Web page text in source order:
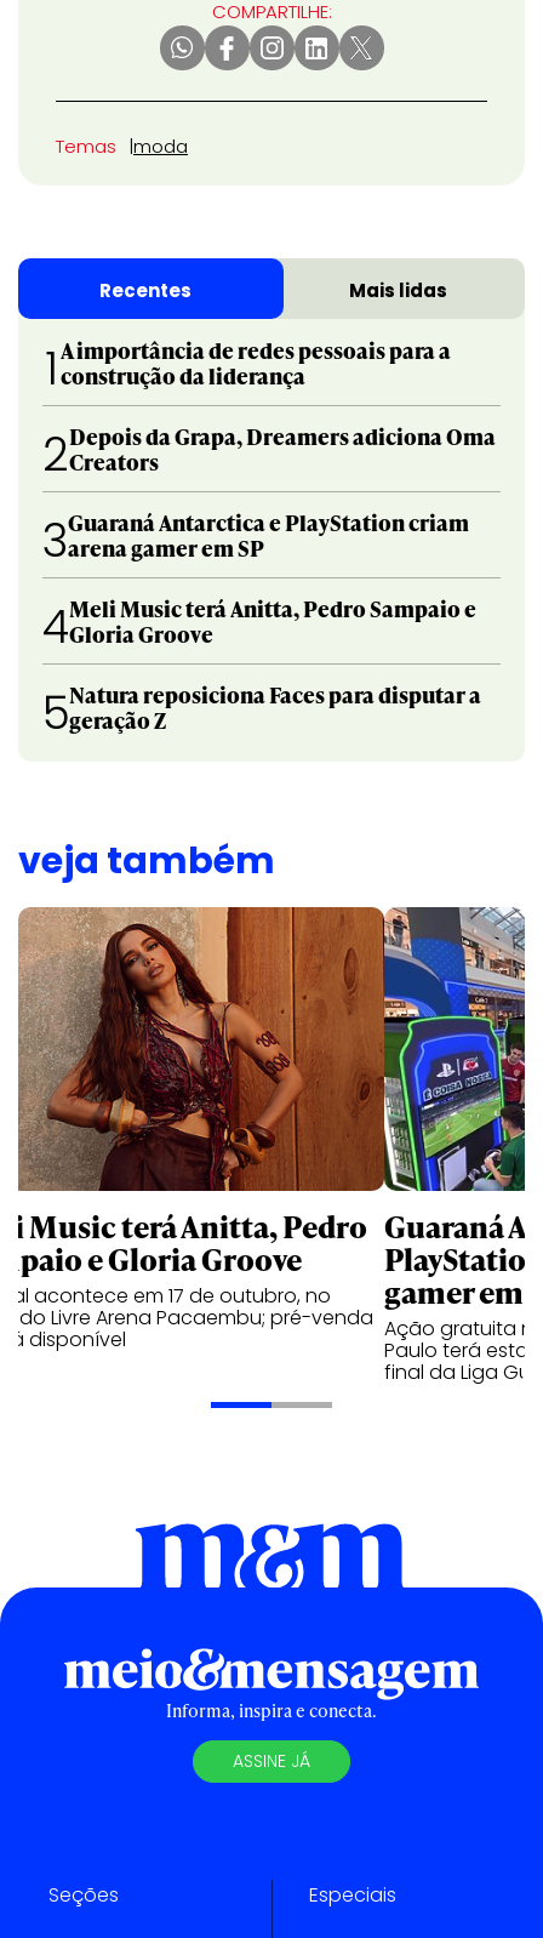
COMPARTILHE:
Temas moda
Recentes Mais lidas
1 A importância de redes pessoais para a
construção da liderança
2Depois da Grapa, Dreamers adiciona Oma
Creators
3Guaraná Antarctica e PlayStation criam
arena gamer em SP
4Meli Music terá Anitta, Pedro Sampaio e
Gloria Groove
5Natura reposiciona Faces para disputar a
geração Z
veja também
Music terá Anitta, Pedro
e Gloria Groove
acontece em 17 de outubro, no
Livre Arena Pacaembu; pré-venda
disponível
Guaraná
gamer em
Ação gratuita
Paulo terá
final da Liga
Informa, inspira e conecta.
ASSINE JÁ
Seções Especiais